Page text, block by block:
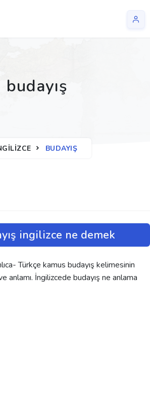
budayış
BUDAYIŞ
ingilizce ne demek
Türkçe kamus budayış kelimesinin
anlamı. İngilizcede budayış ne anlama